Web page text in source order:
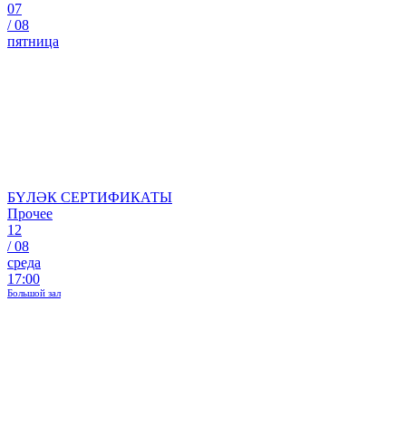
07
/08
пятница
БҮЛӘК СЕРТИФИКАТЫ
Прочее
12
/08
среда
17:00
Большой зал